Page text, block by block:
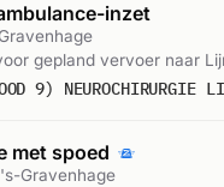
inzet
gepland vervoer naar
9) NEUROCHIRURGIE
met spoed
Gravenhage